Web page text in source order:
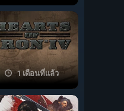
1 เดือนที่แล้ว